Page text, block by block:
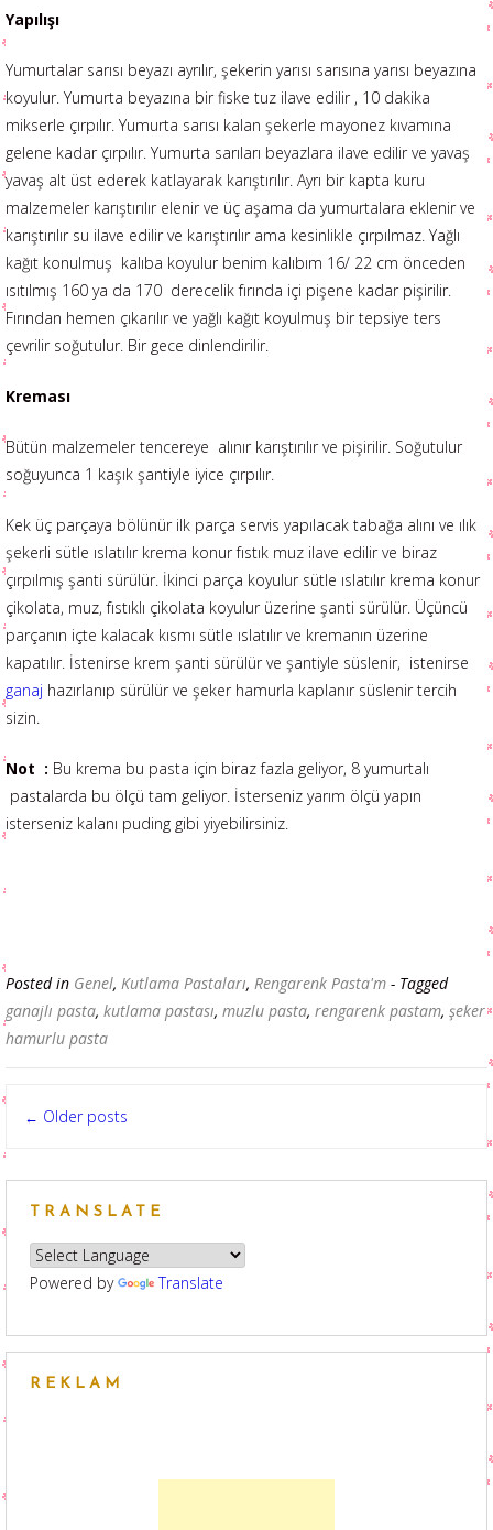
Yapılışı
Yumurtalar sarısı beyazı ayrılır, şekerin yarısı sarısına yarısı beyazına
koyulur. Yumurta beyazına bir fiske tuz ilave edilir , 10 dakika
mikserle çırpılır. Yumurta sarısı kalan şekerle mayonez kıvamına
gelene kadar çırpılır. Yumurta sarıları beyazlara ilave edilir ve yavaş
yavaş alt üst ederek katlayarak karıştırılır. Ayrı bir kapta kuru
malzemeler karıştırılır elenir ve üç aşama da yumurtalara eklenir ve
karıştırılır su ilave edilir ve karıştırılır ama kesinlikle çırpılmaz. Yağlı
kağıt konulmuş kalıba koyulur benim kalıbım 16/ 22 cm önceden
ısıtılmış 160 ya da 170 derecelik fırında içi pişene kadar pişirilir.
Fırından hemen çıkarılır ve yağlı kağıt koyulmuş bir tepsiye ters
çevrilir soğutulur. Bir gece dinlendirilir.
Kreması
Bütün malzemeler tencereye alınır karıştırılır ve pişirilir. Soğutulur
soğuyunca 1 kaşık şantiyle iyice çırpılır.
Kek üç parçaya bölünür ilk parça servis yapılacak tabağa alını ve ılık
şekerli sütle ıslatılır krema konur fıstık muz ilave edilir ve biraz
çırpılmış şanti sürülür. İkinci parça koyulur sütle ıslatılır krema konur
çikolata, muz, fıstıklı çikolata koyulur üzerine şanti sürülür. Üçüncü
parçanın içte kalacak kısmı sütle ıslatılır ve kremanın üzerine
kapatılır. İstenirse krem şanti sürülür ve şantiyle süslenir, istenirse
ganaj hazırlanıp sürülür ve şeker hamurla kaplanır süslenir tercih
sizin.
Not : Bu krema bu pasta için biraz fazla geliyor, 8 yumurtalı
pastalarda bu ölçü tam geliyor. İsterseniz yarım ölçü yapın
isterseniz kalanı puding gibi yiyebilirsiniz.
Posted in Genel, Kutlama Pastaları, Rengarenk Pasta'm - Tagged
ganajlı pasta, kutlama pastası, muzlu pasta, rengarenk pastam, şeker
hamurlu pasta
Posts
navigation
← Older posts
TRANSLATE
Powered by Translate
REKLAM